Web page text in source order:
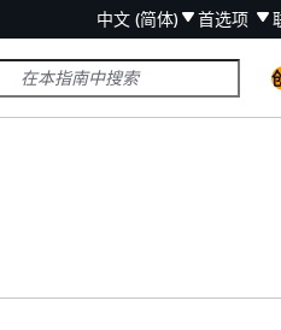
中文 (简体) 首选项